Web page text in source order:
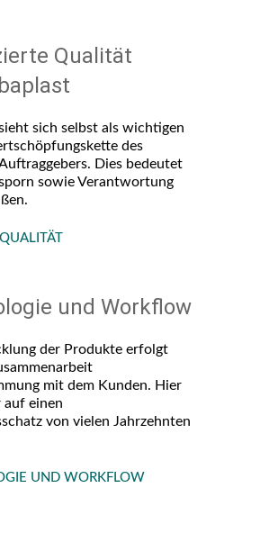
Qualität
sich selbst als wichtigen
des
Dies bedeutet
sowie Verantwortung
und Workflow
der Produkte erfolgt
mit dem Kunden. Hier
einen
von vielen Jahrzehnten
UND WORKFLOW